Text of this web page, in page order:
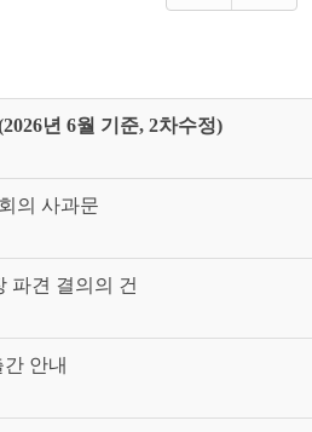
년 6월 기준, 2차수정)
의 사과문
파견 결의의 건
안내